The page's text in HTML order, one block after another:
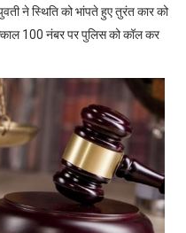
ने स्थिति को भांपते हुए तुरंत कार को
100 नंबर पर पुलिस को कॉल कर